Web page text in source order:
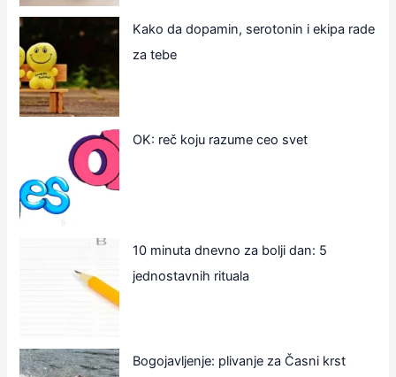
Kako da dopamin, serotonin i ekipa rade
za tebe
OK: reč koju razume ceo svet
10 minuta dnevno za bolji dan: 5
jednostavnih rituala
Bogojavljenje: plivanje za Časni krst